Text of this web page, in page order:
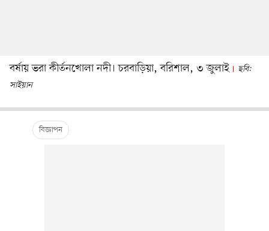
বর্ষায় ভরা কীর্তনখোলা নদী। চরবাড়িয়া, বরিশাল, ৩ জুলাই
ছবি:
সাইয়ান